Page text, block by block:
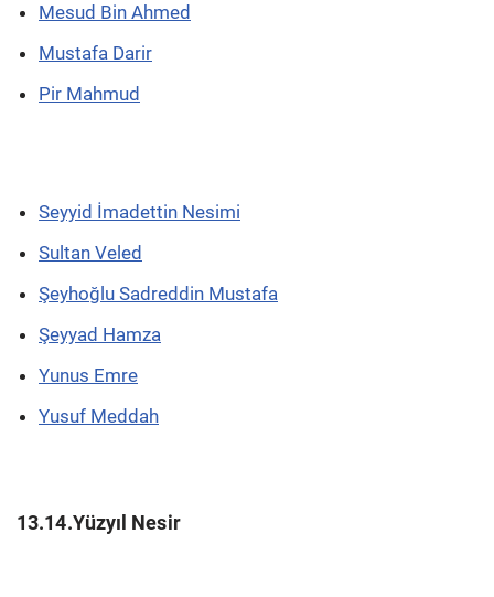
Mesud Bin Ahmed
Mustafa Darir
Pir Mahmud
Seyyid İmadettin Nesimi
Sultan Veled
Şeyhoğlu Sadreddin Mustafa
Şeyyad Hamza
Yunus Emre
Yusuf Meddah
13.14.Yüzyıl Nesir